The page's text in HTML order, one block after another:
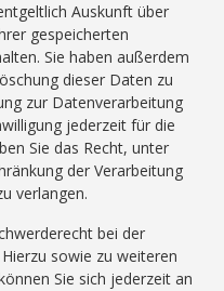
Auskunft über
gespeicherten
Sie haben außerdem
dieser Daten zu
zur Datenverarbeitung
jederzeit für die
Sie das Recht, unter
der Verarbeitung
verlangen.
bei der
sowie zu weiteren
Sie sich jederzeit an